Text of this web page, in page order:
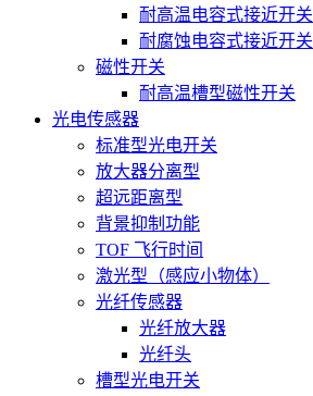
耐高温电容式接近开关
耐腐蚀电容式接近开关
磁性开关
耐高温槽型磁性开关
光电传感器
标准型光电开关
放大器分离型
超远距离型
背景抑制功能
TOF 飞行时间
激光型（感应小物体）
光纤传感器
光纤放大器
光纤头
槽型光电开关